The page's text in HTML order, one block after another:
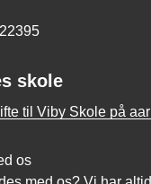
skole
til Viby Skole på
os